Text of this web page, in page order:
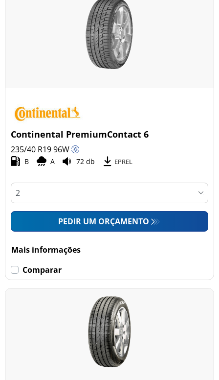
Continental PremiumContact 6
235/40 R1996W
B A 72 db EPREL
PEDIR UM ORÇAMENTO
Mais informações
Comparar